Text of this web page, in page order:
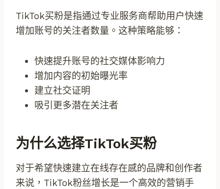
TikTok买粉是指通过专业服务商帮助用户快速
增加账号的关注者数量。这种策略能够：
快速提升账号的社交媒体影响力
增加内容的初始曝光率
建立社交证明
吸引更多潜在关注者
为什么选择TikTok买粉
对于希望快速建立在线存在感的品牌和创作者
来说，TikTok粉丝增长是一个高效的营销手